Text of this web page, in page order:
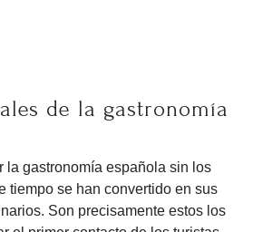
de la gastronomía
la gastronomía española sin los
tiempo se han convertido en sus
Son precisamente estos los